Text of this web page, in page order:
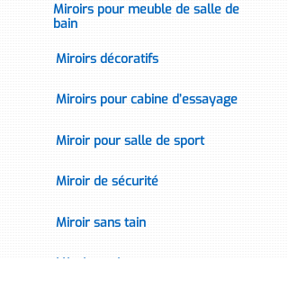
Miroirs pour meuble de salle de
bain
Miroirs décoratifs
Miroirs pour cabine d’essayage
Miroir pour salle de sport
Miroir de sécurité
Miroir sans tain
Miroir espion